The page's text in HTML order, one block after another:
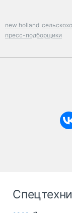
new holland
пресс-подборщики